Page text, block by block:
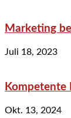
Marketing
Juli 18, 2023
Kompetente
Okt. 13, 2024